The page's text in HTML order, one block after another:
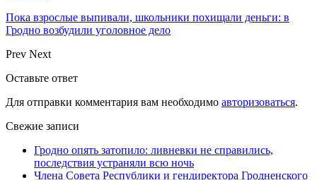
Пока взрослые выпивали, школьники похищали деньги: в
Гродно возбудили уголовное дело
Prev Next
Оставьте ответ
Для отправки комментария вам необходимо авторизоваться.
Свежие записи
Гродно опять затопило: ливневки не справились,
последствия устраняли всю ночь
Члена Совета Республики и гендиректора Гродненского